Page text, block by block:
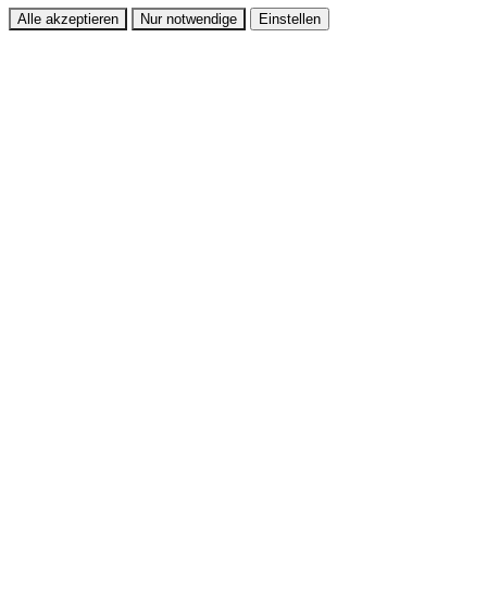
Alle akzeptieren Nur notwendige Einstellen